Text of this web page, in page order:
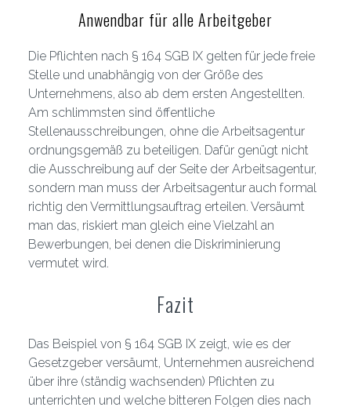
Anwendbar für alle Arbeitgeber
Die Pflichten nach § 164 SGB IX gelten für jede freie
Stelle und unabhängig von der Größe des
Unternehmens, also ab dem ersten Angestellten.
Am schlimmsten sind öffentliche
Stellenausschreibungen, ohne die Arbeitsagentur
ordnungsgemäß zu beteiligen. Dafür genügt nicht
die Ausschreibung auf der Seite der Arbeitsagentur,
sondern man muss der Arbeitsagentur auch formal
richtig den Vermittlungsauftrag erteilen. Versäumt
man das, riskiert man gleich eine Vielzahl an
Bewerbungen, bei denen die Diskriminierung
vermutet wird.
Fazit
Das Beispiel von § 164 SGB IX zeigt, wie es der
Gesetzgeber versäumt, Unternehmen ausreichend
über ihre (ständig wachsenden) Pflichten zu
unterrichten und welche bitteren Folgen dies nach